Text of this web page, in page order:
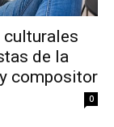
culturales
de la
compositor
0